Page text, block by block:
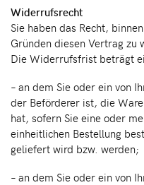
Widerrufsrecht
Sie haben das Recht,
Gründen diesen Vertrag zu
Die Widerrufsfrist beträgt
– an dem Sie oder ein von
der Beförderer ist, die
hat, sofern Sie eine oder
einheitlichen Bestellung
geliefert wird bzw. werden;
– an dem Sie oder ein von